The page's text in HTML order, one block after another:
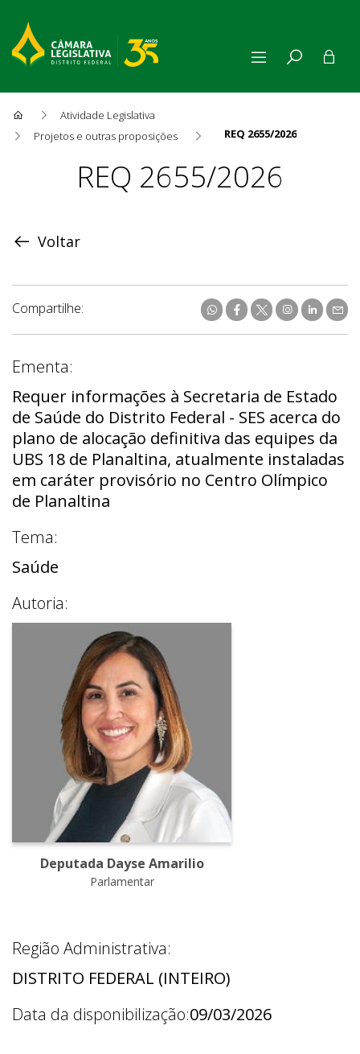
Atividade Legislativa
Projetos e outras proposições
REQ 2655/2026
ProposiçãoREQ 2655/2026
Voltar
Compartilhe:
Ementa:
Requer informações à Secretaria de Estado
de Saúde do Distrito Federal - SES acerca do
plano de alocação definitiva das equipes da
UBS 18 de Planaltina, atualmente instaladas
em caráter provisório no Centro Olímpico
de Planaltina
Tema:
Saúde
Autoria:
Deputada Dayse Amarilio
Parlamentar
Região Administrativa:
DISTRITO FEDERAL (INTEIRO)
Data da disponibilização:09/03/2026